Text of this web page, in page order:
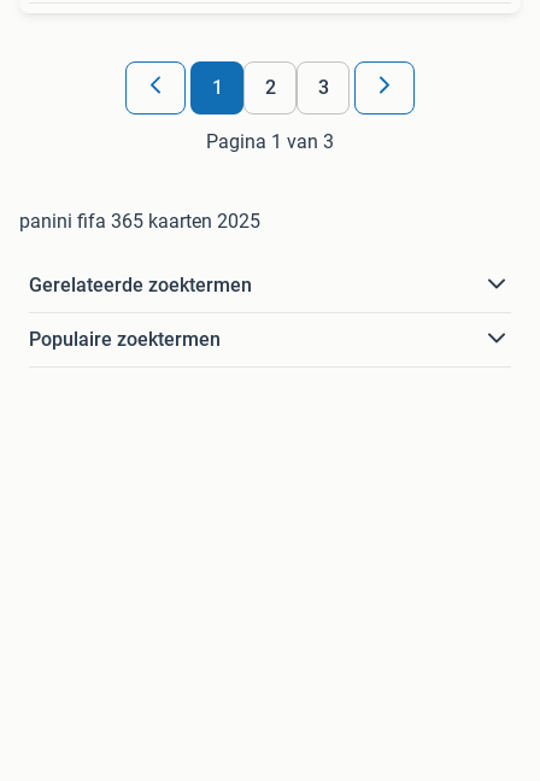
1 2 3
Pagina 1 van 3
panini fifa 365 kaarten 2025
Gerelateerde zoektermen
Populaire zoektermen